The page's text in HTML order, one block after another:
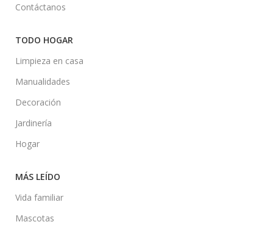
Contáctanos
TODO HOGAR
Limpieza en casa
Manualidades
Decoración
Jardinería
Hogar
MÁS LEÍDO
Vida familiar
Mascotas